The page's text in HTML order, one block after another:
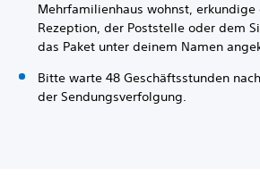
Mehrfamilienhaus wohnst,
Rezeption, der Poststelle oder dem
das Paket unter deinem Namen
Bitte warte 48 Geschäftsstunden
der Sendungsverfolgung.